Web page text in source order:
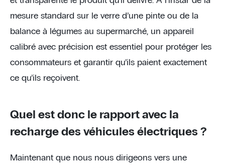
mesure standard sur le verre d’une pinte ou de la
balance à légumes au supermarché, un appareil
calibré avec précision est essentiel pour protéger les
consommateurs et garantir qu’ils paient exactement
ce qu’ils reçoivent.
Quel est donc le rapport avec la
recharge des véhicules électriques ?
Maintenant que nous nous dirigeons vers une